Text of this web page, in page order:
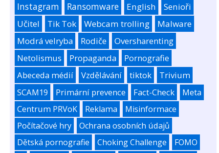
Instagram
Ransomware English
Senioři
Učitel
Tik Tok Webcam trolling
Malware
Modrá velryba
Rodiče
Oversharenting
Netolismus
Propaganda
Pornografie
Abeceda médií
Vzdělávání tiktok
Trivium
SCAM19
Primární prevence Fact-Check
Meta
Centrum PRVoK
Reklama
Misinformace
Počítačové hry
Ochrana osobních údajů
Dětská pornografie
Choking Challenge
FOMO